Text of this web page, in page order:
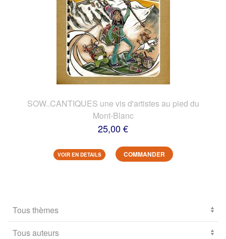
SOW..CANTIQUES une vis d'artistes au pied du
Mont-Blanc
25,00 €
VOIR EN DETAILS COMMANDER